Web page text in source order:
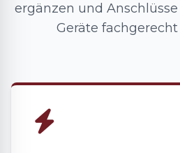
ergänzen und
Geräte